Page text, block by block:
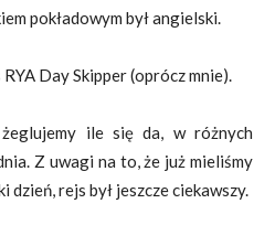
pokładowym był angielski.
Day Skipper (oprócz mnie).
ile się da, w różnych
Z uwagi na to, że już mieliśmy
rejs był jeszcze ciekawszy.